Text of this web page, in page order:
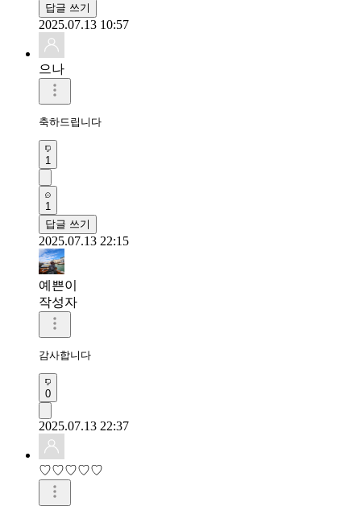
답글 쓰기
2025.07.13 10:57
으나
축하드립니다
1
1
답글 쓰기
2025.07.13 22:15
예쁜이
작성자
감사합니다
0
2025.07.13 22:37
♡♡♡♡♡